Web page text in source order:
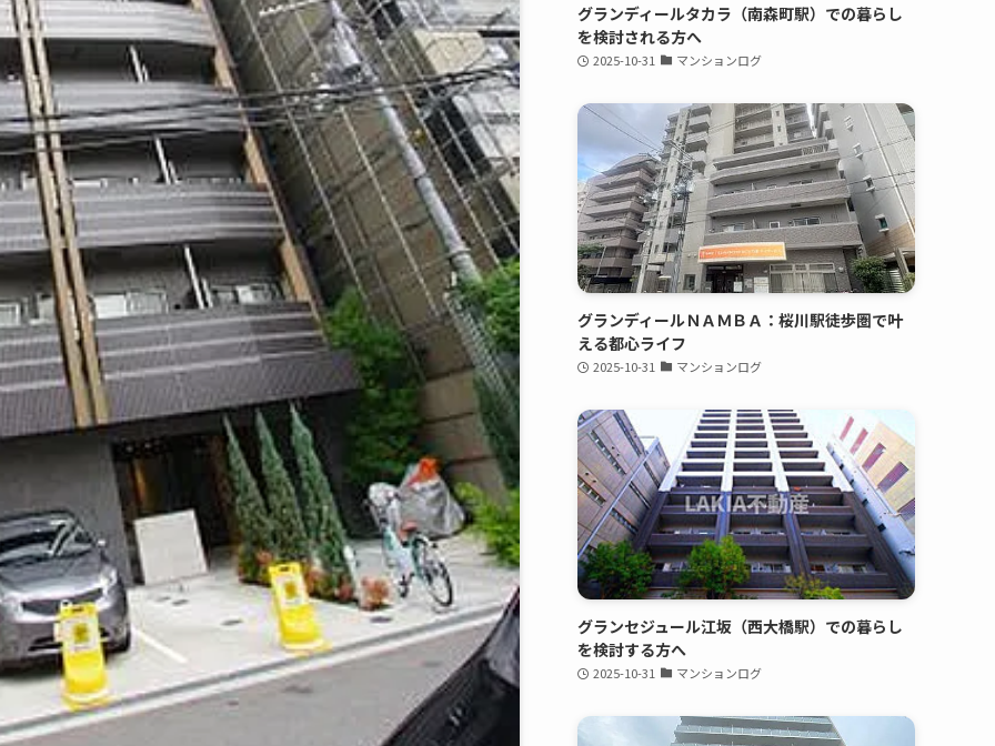
グランディールタカラ（南森町駅）での暮らし
を検討される方へ
2025-10-31 マンションログ
グランディールＮＡＭＢＡ：桜川駅徒歩圏で叶
える都心ライフ
2025-10-31 マンションログ
グランセジュール江坂（西大橋駅）での暮らし
を検討する方へ
2025-10-31 マンションログ